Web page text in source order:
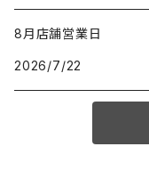
8月店舗営業日
2026/7/22